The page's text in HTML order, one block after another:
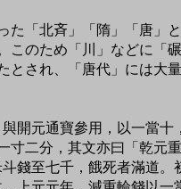
「北斉」「隋」「唐」
のため「川」などに「
され、「唐代」には大
開元通寶參用，以一當
二分，其文亦曰「乾元
錢至七千，餓死者滿道